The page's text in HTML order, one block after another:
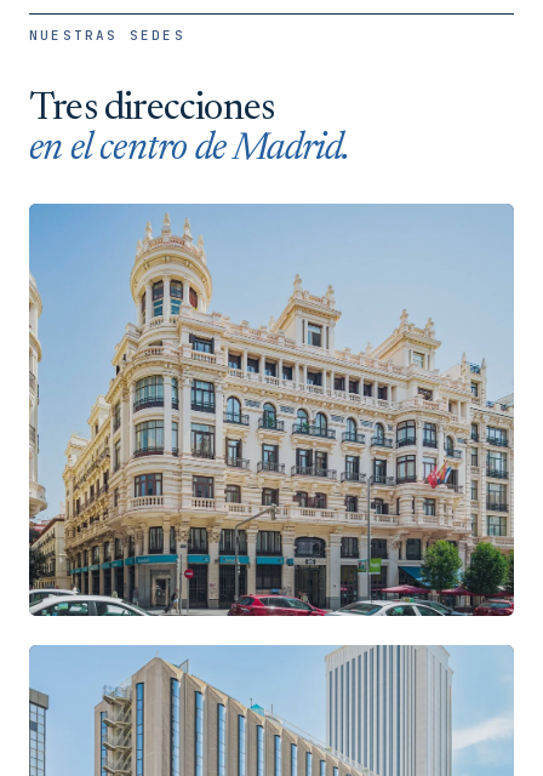
NUESTRAS SEDES
Tres direcciones
en el centro de Madrid.
Gran Vía
CENTRO · EDIFICIO ART DÉCO
VER SEDE →